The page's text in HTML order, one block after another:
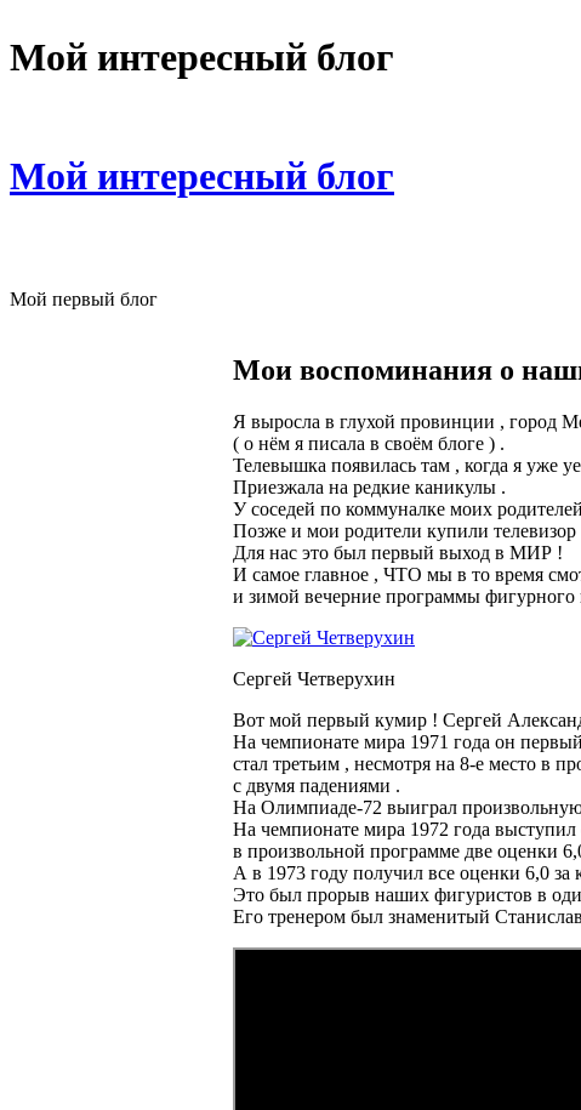
Мой интересный блог
Мой интересный блог
Мой первый блог
Мои воспоминания о
Я выросла в глухой провинции , город
( о нём я писала в своём блоге ) .
Телевышка появилась там , когда я уже
Приезжала на редкие каникулы .
У соседей по коммуналке моих
Позже и мои родители купили телевизор
Для нас это был первый выход в МИР !
И самое главное , ЧТО мы в то время
и зимой вечерние программы фигурного
Сергей Четверухин
Вот мой первый кумир ! Сергей
На чемпионате мира 1971 года он
стал третьим , несмотря на 8-е место в
с двумя падениями .
На Олимпиаде-72 выиграл
На чемпионате мира 1972 года выступил
в произвольной программе две оценки
А в 1973 году получил все оценки 6,0
Это был прорыв наших фигуристов в
Его тренером был знаменитый